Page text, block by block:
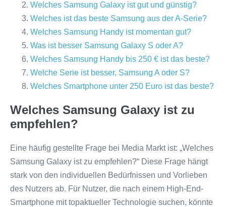
Welches Samsung Galaxy ist gut und günstig?
Welches ist das beste Samsung aus der A-Serie?
Welches Samsung Handy ist momentan gut?
Was ist besser Samsung Galaxy S oder A?
Welches Samsung Handy bis 250 € ist das beste?
Welche Serie ist besser, Samsung A oder S?
Welches Smartphone unter 250 Euro ist das beste?
Welches Samsung Galaxy ist zu
empfehlen?
Eine häufig gestellte Frage bei Media Markt ist: „Welches
Samsung Galaxy ist zu empfehlen?“ Diese Frage hängt
stark von den individuellen Bedürfnissen und Vorlieben
des Nutzers ab. Für Nutzer, die nach einem High-End-
Smartphone mit topaktueller Technologie suchen, könnte